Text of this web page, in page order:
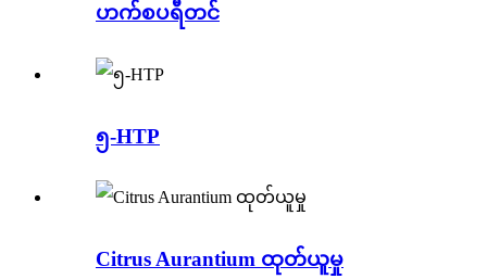
ဟက်စပရီတင်
၅-HTP
Citrus Aurantium ထုတ်ယူမှု